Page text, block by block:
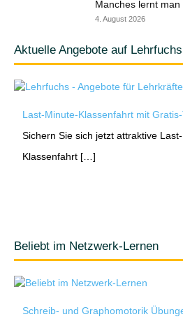
Manches lernt
4. August 2026
Aktuelle Angebote auf Lehrfuchs
Last-Minute-Klassenfahrt mit
Sichern Sie sich jetzt attraktive
Klassenfahrt […]
Beliebt im Netzwerk-Lernen
Schreib- und Graphomotorik